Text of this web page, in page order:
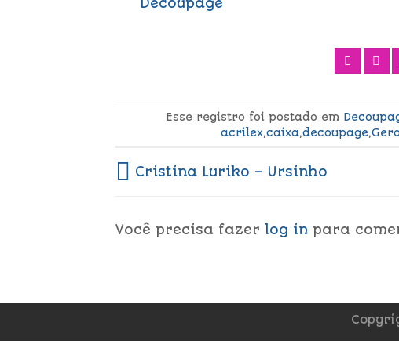
Esse registro foi postado em
acrilex,caixa,decoupage,
Cristina Luriko – Ursinho
Você precisa fazer log in para